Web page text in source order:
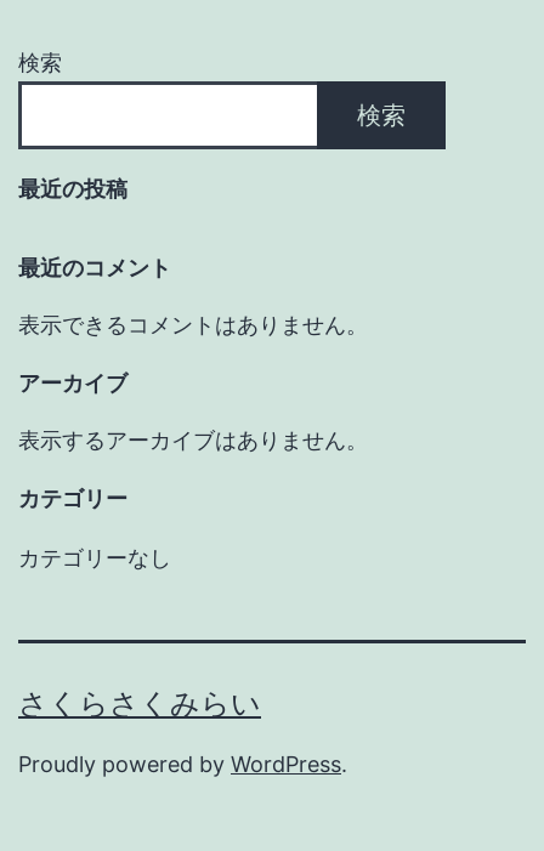
ョ
検索
検索
最近の投稿
最近のコメント
表示できるコメントはありません。
アーカイブ
表示するアーカイブはありません。
カテゴリー
カテゴリーなし
さくらさくみらい
Proudly powered by WordPress.